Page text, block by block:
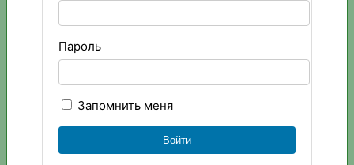
Пароль
Запомнить меня